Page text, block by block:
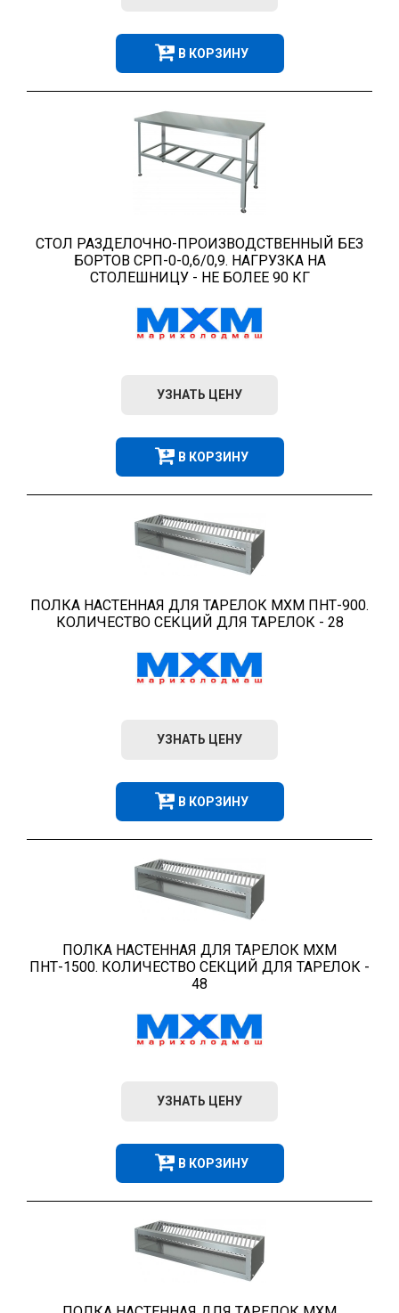
В КОРЗИНУ
СТОЛ РАЗДЕЛОЧНО-ПРОИЗВОДСТВЕННЫЙ БЕЗ
БОРТОВ СРП-0-0,6/0,9. НАГРУЗКА НА
СТОЛЕШНИЦУ - НЕ БОЛЕЕ 90 КГ
УЗНАТЬ ЦЕНУ
В КОРЗИНУ
ПОЛКА НАСТЕННАЯ ДЛЯ ТАРЕЛОК МХМ ПНТ-900.
КОЛИЧЕСТВО СЕКЦИЙ ДЛЯ ТАРЕЛОК - 28
УЗНАТЬ ЦЕНУ
В КОРЗИНУ
ПОЛКА НАСТЕННАЯ ДЛЯ ТАРЕЛОК МХМ
ПНТ-1500. КОЛИЧЕСТВО СЕКЦИЙ ДЛЯ ТАРЕЛОК -
48
УЗНАТЬ ЦЕНУ
В КОРЗИНУ